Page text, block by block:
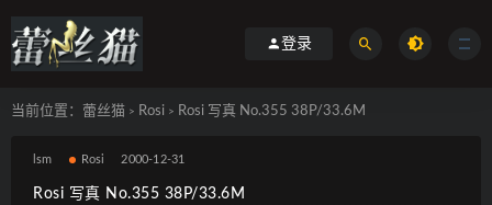
登录
当前位置： 蕾丝猫 > Rosi > Rosi 写真 No.355 38P/33.6M
lsm Rosi 2000-12-31
Rosi 写真 No.355 38P/33.6M